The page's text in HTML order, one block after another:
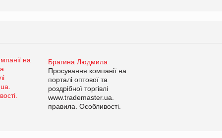
Брагина Людмила
Просування компанії на
порталі оптової та
роздрібної торгівлі
www.trademaster.ua.
правила. Особливості.